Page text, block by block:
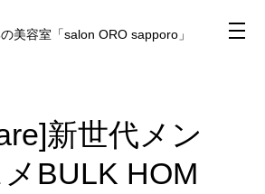
美容室「salon ORO sapporo」
新世代メン
BULK HOM